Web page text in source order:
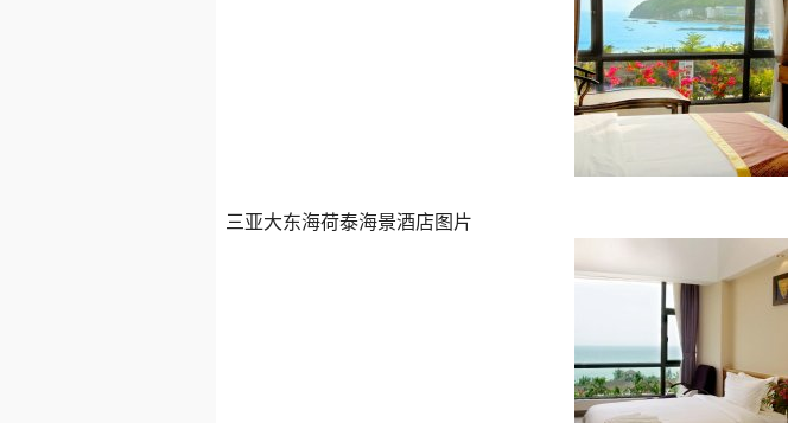
三亚大东海荷泰海景酒店图片